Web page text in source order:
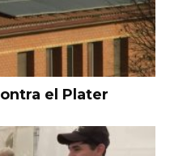
el Plater